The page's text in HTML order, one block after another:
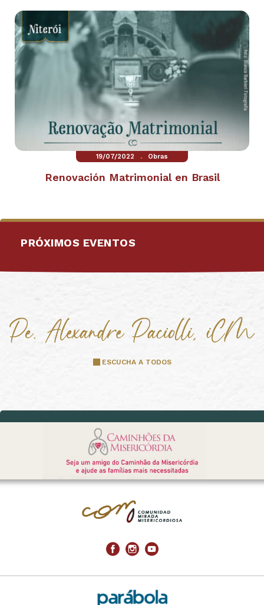
19/07/2022 . Obras
Renovación Matrimonial en Brasil
PRÓXIMOS EVENTOS
ESCUCHA A TODOS